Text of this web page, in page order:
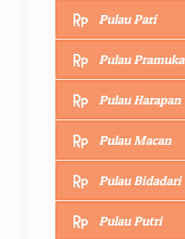
Pulau Pari
Pulau Pramuka
Pulau Harapan
Pulau Macan
Pulau Bidadari
Pulau Putri